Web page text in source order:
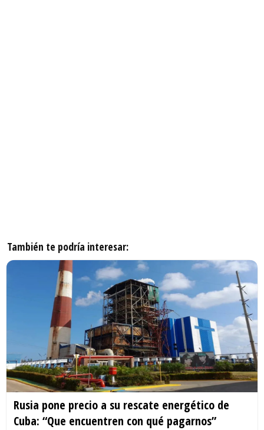
También te podría interesar:
Rusia pone precio a su rescate energético de
Cuba: “Que encuentren con qué pagarnos”